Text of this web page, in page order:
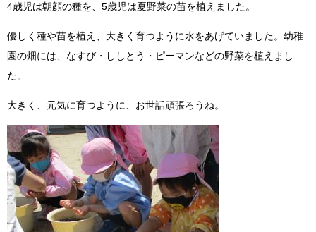
4歳児は朝顔の種を、5歳児は夏野菜の苗を植えました。
優しく種や苗を植え、大きく育つように水をあげていました。幼稚
園の畑には、なすび・ししとう・ピーマンなどの野菜を植えまし
た。
大きく、元気に育つように、お世話頑張ろうね。